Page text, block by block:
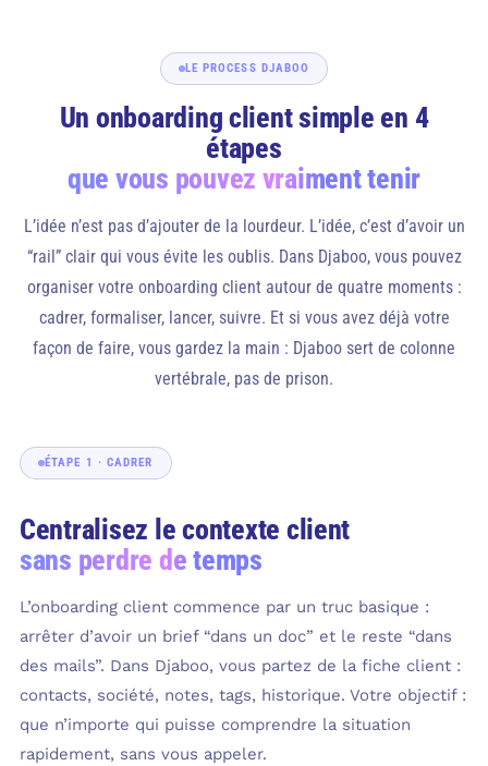
LE PROCESS DJABOO
Un onboarding client simple en 4
étapes
que vous pouvez vraiment tenir
L’idée n’est pas d’ajouter de la lourdeur. L’idée, c’est d’avoir un
“rail” clair qui vous évite les oublis. Dans Djaboo, vous pouvez
organiser votre onboarding client autour de quatre moments :
cadrer, formaliser, lancer, suivre. Et si vous avez déjà votre
façon de faire, vous gardez la main : Djaboo sert de colonne
vertébrale, pas de prison.
ÉTAPE 1 · CADRER
Centralisez le contexte client
sans perdre de temps
L’onboarding client commence par un truc basique :
arrêter d’avoir un brief “dans un doc” et le reste “dans
des mails”. Dans Djaboo, vous partez de la fiche client :
contacts, société, notes, tags, historique. Votre objectif :
que n’importe qui puisse comprendre la situation
rapidement, sans vous appeler.